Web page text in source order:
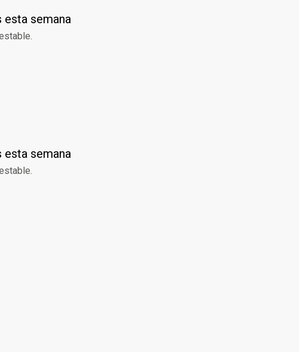
esta semana
esta semana